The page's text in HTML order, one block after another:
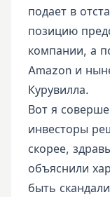
подает в
позицию
компании, а
Amazon и
Курувилла.
Вот я
инвесторы
скорее,
объяснили
быть